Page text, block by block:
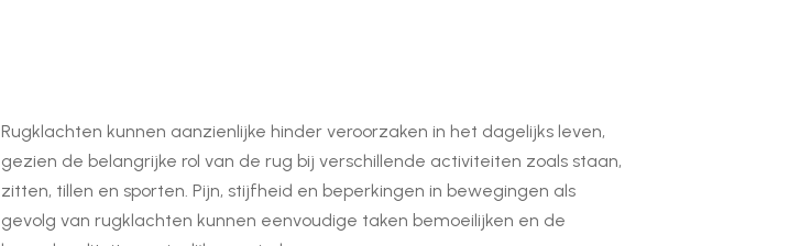
Rugklachten kunnen aanzienlijke hinder veroorzaken in het dagelijks leven,
gezien de belangrijke rol van de rug bij verschillende activiteiten zoals staan,
zitten, tillen en sporten. Pijn, stijfheid en beperkingen in bewegingen als
gevolg van rugklachten kunnen eenvoudige taken bemoeilijken en de